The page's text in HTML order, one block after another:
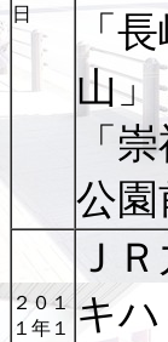
日
「
山」
「
公
２０１
１年１
Ｊ
キ